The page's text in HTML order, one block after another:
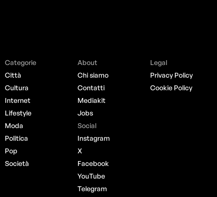
Categorie
Città
Cultura
Internet
Lifestyle
Moda
Politica
Pop
Società
About
Chi siamo
Contatti
Mediakit
Jobs
Social
Instagram
X
Facebook
YouTube
Telegram
Legal
Privacy Policy
Cookie Policy